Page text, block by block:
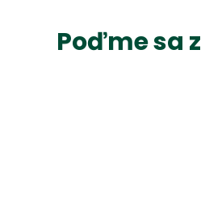
Poďmesa z